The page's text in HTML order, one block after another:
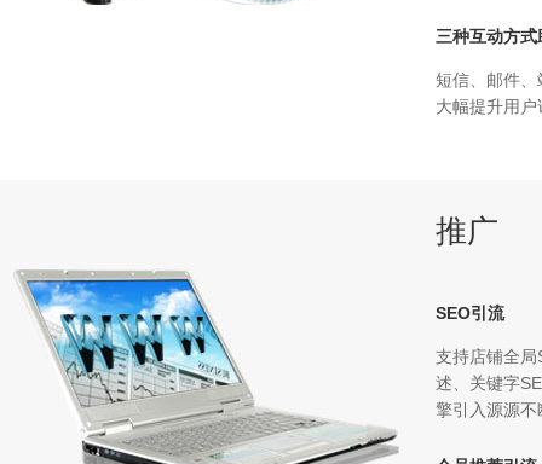
三种互动方式
短信、邮件
大幅提升用户
推广
SEO引流
支持店铺全
述、关键字
擎引入源源不